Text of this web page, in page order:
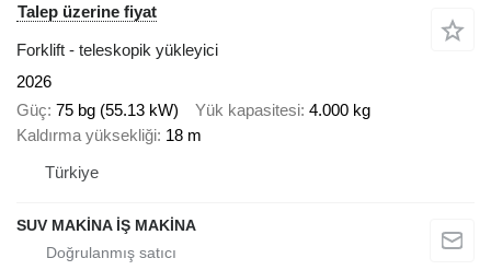
Talep üzerine fiyat
Forklift - teleskopik yükleyici
2026
Güç 75 bg (55.13 kW) Yük kapasitesi 4.000 kg
Kaldırma yüksekliği 18 m
Türkiye
SUV MAKİNA İŞ MAKİNA